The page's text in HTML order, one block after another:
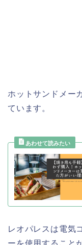
ホットサンドメー
ています。
レオパレスは電気